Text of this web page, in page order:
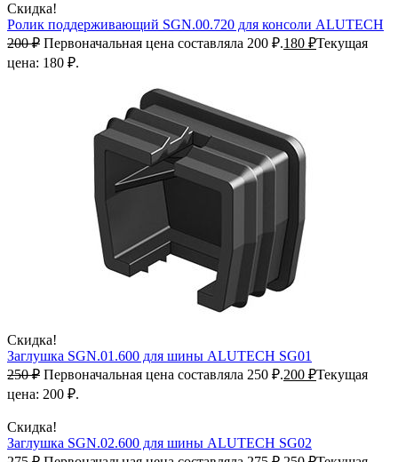
Скидка!
Ролик поддерживающий SGN.00.720 для консоли ALUTECH
200₽ Первоначальная цена составляла 200 ₽.180 ₽Текущая
цена: 180 ₽.
Скидка!
Заглушка SGN.01.600 для шины ALUTECH SG01
250₽ Первоначальная цена составляла 250 ₽.200 ₽Текущая
цена: 200 ₽.
Скидка!
Заглушка SGN.02.600 для шины ALUTECH SG02